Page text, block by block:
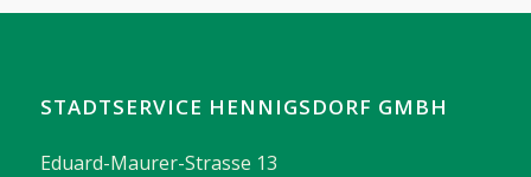
STADTSERVICE HENNIGSDORF GMBH
Eduard-Maurer-Strasse 13